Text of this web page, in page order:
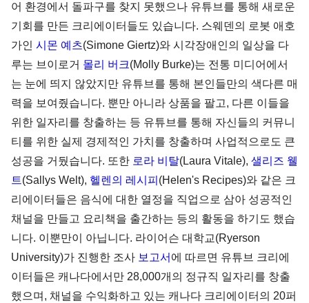
어 환경에서 돌파구를 찾지 못했으나 유튜브를 통해 새로운
기회를 만든 크리에이터들도 있습니다. 스웨덴의 로봇 애호
가인 시몬 예츠(Simone Giertz)와 시각장애인의 일상을 다
루는 브이로거 몰리 버크(Molly Burke)는 전통 미디어에서
는 눈에 띄지 않았지만 유튜브를 통해 본인들만의 색다른 매
력을 보여줬습니다. 뿐만 아니라 상품을 팔고, 다른 이들을
위한 일자리를 창출하는 등 유튜브를 통해 자신들의 커뮤니
티를 위한 실제 경제적인 가치를 창출하며 사업적으로도 큰
성공을 거뒀습니다. 또한 로라 비탈(Laura Vitale), 샐리즈 웰
트(Sallys Welt), 헬렌의 레시피 (Helen's Recipes)와 같은 크
리에이터들은 음식에 대한 열정을 직업으로 삼아 성공적인
채널을 만들고 요리책을 출간하는 등의 활동을 하기도 했습
니다. 이뿐만이 아닙니다. 라이어슨 대학교(Ryerson
University)가 진행한 조사 보고서 에 따르면 유튜브 크리에
이터들은 캐나다에서만 28,000개의 정규직 일자리를 창출
했으며, 채널을 수익화하고 있는 캐나다 크리에이터의 20퍼